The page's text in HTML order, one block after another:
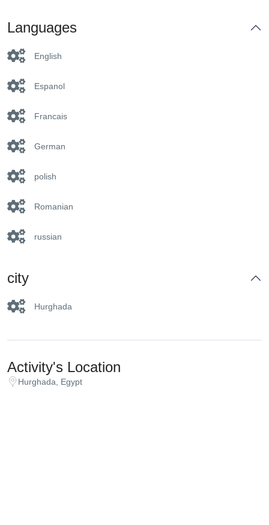
Languages
English
Espanol
Francais
German
polish
Romanian
russian
city
Hurghada
Activity's Location
Hurghada, Egypt